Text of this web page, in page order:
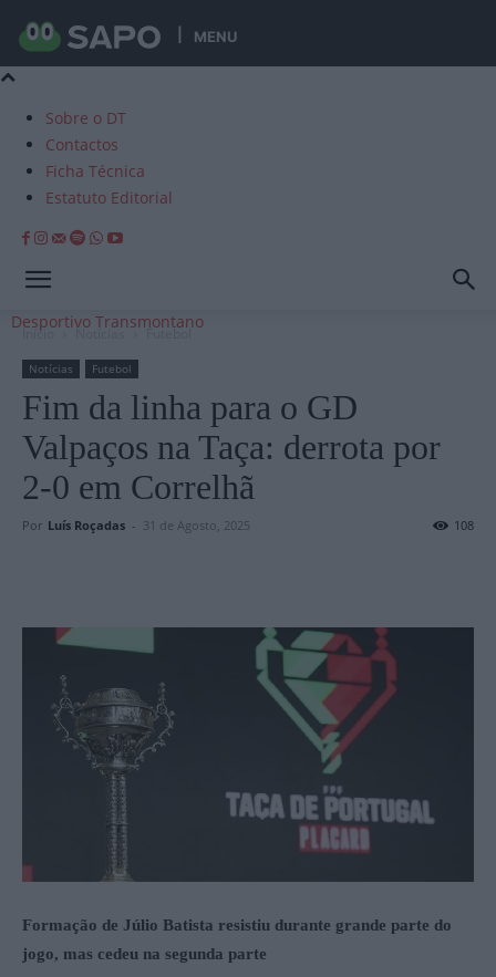
MENU
Sobre o DT
Contactos
Ficha Técnica
Estatuto Editorial
Desportivo Transmontano
Início Notícias Futebol
Notícias Futebol
Fim da linha para o GD
Valpaços na Taça: derrota por
2-0 em Correlhã
Por Luís Roçadas - 31 de Agosto, 2025 108
Formação de Júlio Batista resistiu durante grande parte do
jogo, mas cedeu na segunda parte